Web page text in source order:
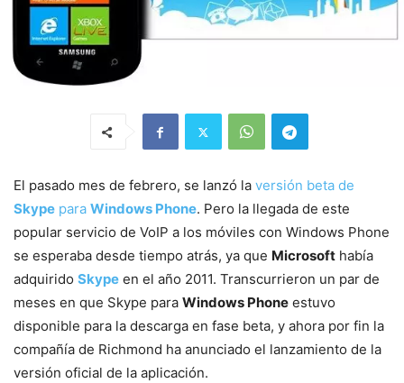
El pasado mes de febrero, se lanzó la versión beta de
Skype para Windows Phone. Pero la llegada de este
popular servicio de VoIP a los móviles con Windows Phone
se esperaba desde tiempo atrás, ya que Microsoft había
adquirido Skype en el año 2011. Transcurrieron un par de
meses en que Skype para Windows Phone estuvo
disponible para la descarga en fase beta, y ahora por fin la
compañía de Richmond ha anunciado el lanzamiento de la
versión oficial de la aplicación.